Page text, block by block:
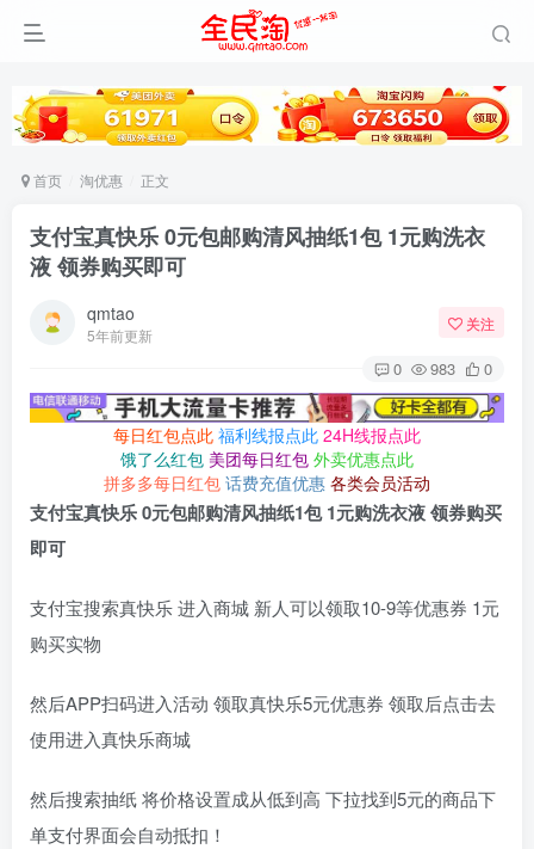
首页 淘优惠 正文
支付宝真快乐 0元包邮购清风抽纸1包 1元购洗衣
液 领券购买即可
qmtao
5年前更新
关注
0 983 0
每日红包点此 福利线报点此 24H线报点此
饿了么红包 美团每日红包 外卖优惠点此
拼多多每日红包 话费充值优惠 各类会员活动
支付宝真快乐 0元包邮购清风抽纸1包 1元购洗衣液 领券购买
即可
支付宝搜索真快乐 进入商城 新人可以领取10-9等优惠券 1元
购买实物
然后APP扫码进入活动 领取真快乐5元优惠券 领取后点击去
使用进入真快乐商城
然后搜索抽纸 将价格设置成从低到高 下拉找到5元的商品下
单支付界面会自动抵扣！